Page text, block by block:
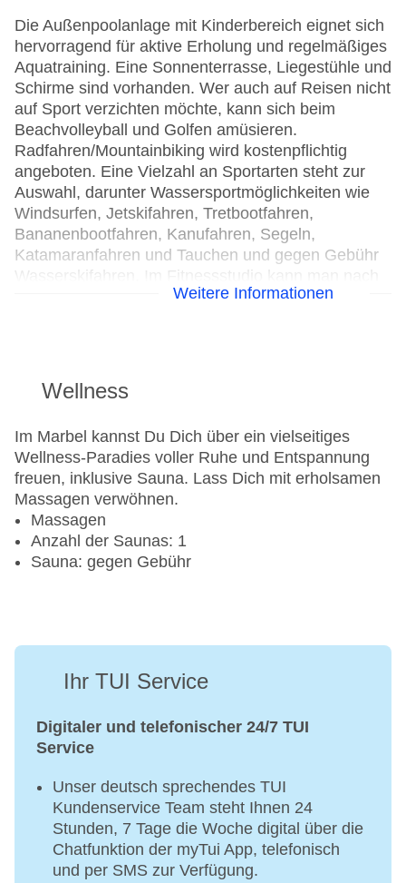
Die Außenpoolanlage mit Kinderbereich eignet sich
hervorragend für aktive Erholung und regelmäßiges
Aquatraining. Eine Sonnenterrasse, Liegestühle und
Schirme sind vorhanden. Wer auch auf Reisen nicht
auf Sport verzichten möchte, kann sich beim
Beachvolleyball und Golfen amüsieren.
Radfahren/Mountainbiking wird kostenpflichtig
angeboten. Eine Vielzahl an Sportarten steht zur
Auswahl, darunter Wassersportmöglichkeiten wie
Windsurfen, Jetskifahren, Tretbootfahren,
Bananenbootfahren, Kanufahren, Segeln,
Katamaranfahren und Tauchen und gegen Gebühr
Wasserskifahren. Im Fitnessstudio kann man nach
einem erlebnisreichen Tag trainieren und neue Kraft
Zum gebührenpflichtigen Angebot zählt eine Sauna.
Bananaboat
Kanu
Katamaran
Tauchschule
Jetski
Segeln
Golf
Golfplatz
Beachvolleyball
Fahrradverleih: gegen Gebühr
Tretboot
Weitere Informationen
Wellness
Im Marbel kannst Du Dich über ein vielseitiges
Wellness-Paradies voller Ruhe und Entspannung
freuen, inklusive Sauna. Lass Dich mit erholsamen
Massagen verwöhnen.
Massagen
Anzahl der Saunas: 1
Sauna: gegen Gebühr
Ihr TUI Service
Digitaler und telefonischer 24/7 TUI
Service
Unser deutsch sprechendes TUI
Kundenservice Team steht Ihnen 24
Stunden, 7 Tage die Woche digital über die
Chatfunktion der myTui App, telefonisch
und per SMS zur Verfügung.